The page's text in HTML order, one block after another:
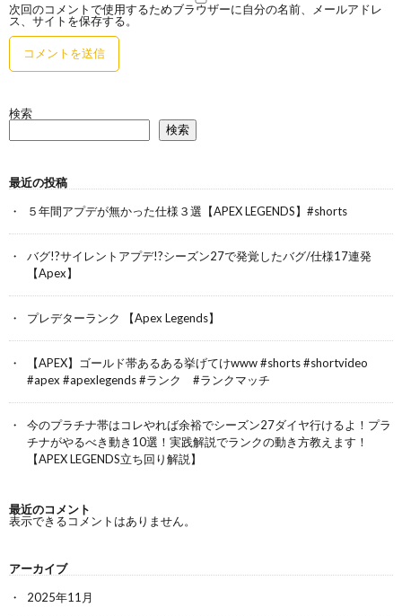
次回のコメントで使用するためブラウザーに自分の名前、メールアドレ
ス、サイトを保存する。
検索
検索
最近の投稿
５年間アプデが無かった仕様３選【APEX LEGENDS】#shorts
バグ!?サイレントアプデ!?シーズン27で発覚したバグ/仕様17連発
【Apex】
プレデターランク 【Apex Legends】
【APEX】ゴールド帯あるある挙げてけwww #shorts #shortvideo
#apex #apexlegends #ランク #ランクマッチ
今のプラチナ帯はコレやれば余裕でシーズン27ダイヤ行けるよ！プラ
チナがやるべき動き10選！実践解説でランクの動き方教えます！
【APEX LEGENDS立ち回り解説】
最近のコメント
表示できるコメントはありません。
アーカイブ
2025年11月